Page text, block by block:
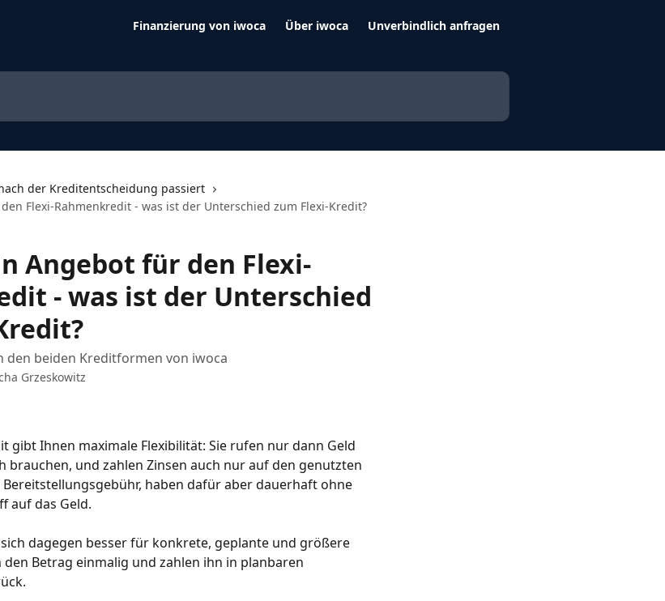
Finanzierung von iwoca Über iwoca Unverbindlich anfragen
der Kreditentscheidung passiert
Flexi-Rahmenkredit - was ist der Unterschied zum Flexi-Kredit?
Angebot für den Flexi-
- was ist der Unterschied
den beiden Kreditformen von iwoca
Grzeskowitz
brauchen, und zahlen Zinsen auch nur auf den genutzten
Bereitstellungsgebühr, haben dafür aber dauerhaft ohne
auf das Geld.
dagegen besser für konkrete, geplante und größere
den Betrag einmalig und zahlen ihn in planbaren